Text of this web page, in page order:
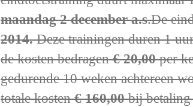
maandag 2 december a.s.De
2014.Deze trainingen duren 1
de kosten bedragen€ 20,00per
gedurende 10 weken achtereen
totale kosten€ 160,00bij